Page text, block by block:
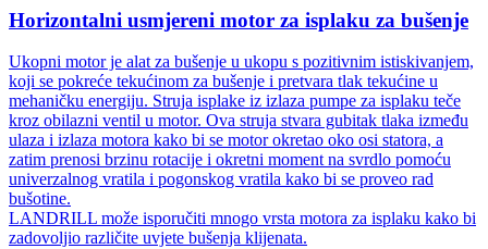
Horizontalni usmjereni motor za isplaku za bušenje
Ukopni motor je alat za bušenje u ukopu s pozitivnim istiskivanjem,
koji se pokreće tekućinom za bušenje i pretvara tlak tekućine u
mehaničku energiju. Struja isplake iz izlaza pumpe za isplaku teče
kroz obilazni ventil u motor. Ova struja stvara gubitak tlaka između
ulaza i izlaza motora kako bi se motor okretao oko osi statora, a
zatim prenosi brzinu rotacije i okretni moment na svrdlo pomoću
univerzalnog vratila i pogonskog vratila kako bi se proveo rad
bušotine.
LANDRILL može isporučiti mnogo vrsta motora za isplaku kako bi
zadovoljio različite uvjete bušenja klijenata.